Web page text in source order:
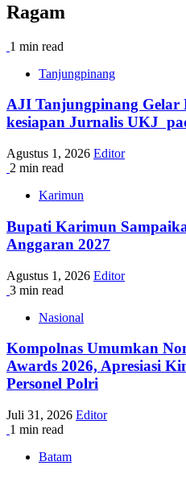
Ragam
1 min read
Tanjungpinang
AJI Tanjungpinang Gelar
kesiapan Jurnalis UKJ
Agustus 1, 2026 Editor
2 min read
Karimun
Bupati Karimun
Anggaran 2027
Agustus 1, 2026 Editor
3 min read
Nasional
Kompolnas Umumkan
Awards 2026, Apresiasi
Personel Polri
Juli 31, 2026 Editor
1 min read
Batam